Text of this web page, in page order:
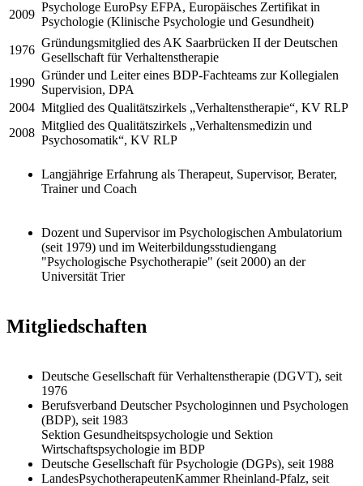
2009
Psychologe EuroPsy EFPA, Europäisches Zertifikat in
Psychologie (Klinische Psychologie und Gesundheit)
1976
Gründungsmitglied des AK Saarbrücken II der Deutschen
Gesellschaft für Verhaltenstherapie
1990
Gründer und Leiter eines BDP-Fachteams zur Kollegialen
Supervision, DPA
2004 Mitglied des Qualitätszirkels „Verhaltenstherapie“, KV RLP
2008
Mitglied des Qualitätszirkels „Verhaltensmedizin und
Psychosomatik“, KV RLP
Langjährige Erfahrung als Therapeut, Supervisor, Berater,
Trainer und Coach
Dozent und Supervisor im Psychologischen Ambulatorium
(seit 1979) und im Weiterbildungsstudiengang
"Psychologische Psychotherapie" (seit 2000) an der
Universität Trier
Mitgliedschaften
Deutsche Gesellschaft für Verhaltenstherapie (DGVT), seit
1976
Berufsverband Deutscher Psychologinnen und Psychologen
(BDP), seit 1983
Sektion Gesundheitspsychologie und Sektion
Wirtschaftspsychologie im BDP
Deutsche Gesellschaft für Psychologie (DGPs), seit 1988
LandesPsychotherapeutenKammer Rheinland-Pfalz, seit